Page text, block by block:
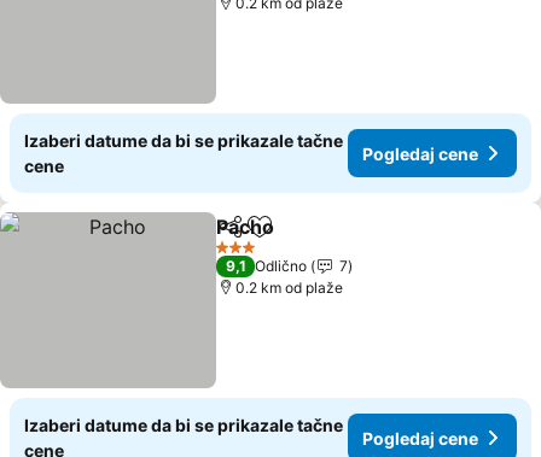
Izaberi datume da bi se prikazale tačne
cene
Pogledaj cene
Deli Dodati u favorite
Pacho
3 Zvezdice
9,1 Odlično
7
0.2 km od plaže
Izaberi datume da bi se prikazale tačne
cene
Pogledaj cene